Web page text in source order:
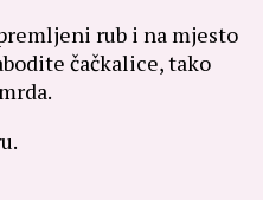
rub i na mjesto
čačkalice, tako